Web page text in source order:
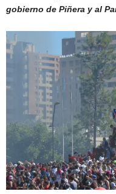
gobierno de Piñera y al